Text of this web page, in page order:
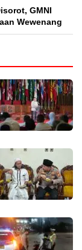
GMNI
Wewenang